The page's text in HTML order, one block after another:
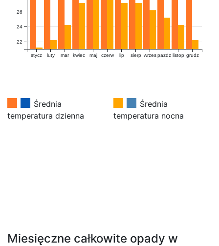
stycz luty mar kwiec maj czerw lip sierp wrzes pazdz listop grudz
22
24
26
Średnia
temperatura dzienna
Średnia
temperatura nocna
Miesięczne całkowite opady w